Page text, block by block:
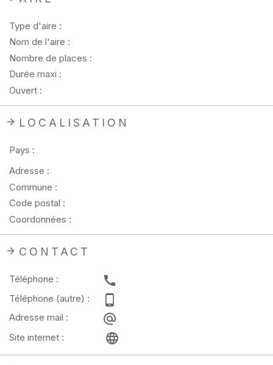
Type d'aire :
Nom de l'aire :
Nombre de places :
Durée maxi :
Ouvert :
LOCALISATION
Pays :
Adresse :
Commune :
Code postal :
Coordonnées :
CONTACT
Téléphone :
Téléphone (autre) :
Adresse mail :
Site internet :